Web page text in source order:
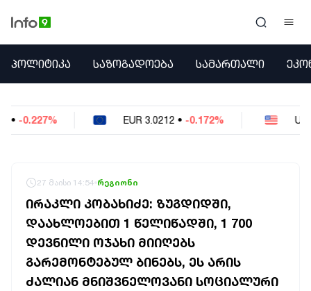
ᲞᲝᲚᲘᲢᲘᲙᲐ
ᲔᲙᲝᲜᲝᲛᲘᲙᲐ
ᲣᲪᲮᲝᲔᲗᲘ
ᲐᲛᲘᲜᲓᲘ
ᲡᲐᲛᲮᲔᲓᲠᲝ
ᲠᲔᲒᲘᲝᲜᲘ
ᲘᲜᲢᲔᲠᲕᲘᲣ
ᲑᲘᲖᲜᲔᲡᲘ
ᲞᲝᲚᲘᲢᲘᲙᲐ ᲡᲐᲖᲝᲒᲐᲓᲝᲔᲑᲐ ᲡᲐᲛᲐᲠᲗᲐᲚᲘ
EUR 3.0212 -0.172% USD 2.621 -0.05%
27 მაისი 14:54 რეგიონი
ᲘᲠᲐᲙᲚᲘ ᲙᲝᲑᲐᲮᲘᲫᲔ: ᲖᲣᲒᲓᲘᲓᲨᲘ,
ᲓᲐᲐᲮᲚᲝᲔᲑᲘᲗ 1 ᲬᲔᲚᲘᲬᲐᲓᲨᲘ, 1 700
ᲓᲔᲕᲜᲘᲚᲘ ᲝᲯᲐᲮᲘ ᲛᲘᲘᲦᲔᲑᲡ
ᲒᲐᲠᲔᲛᲝᲜᲢᲔᲑᲣᲚ ᲑᲘᲜᲔᲑᲡ, ᲔᲡ ᲐᲠᲘᲡ
ᲫᲐᲚᲘᲐᲜ ᲛᲜᲘᲨᲕᲜᲔᲚᲝᲕᲐᲜᲘ ᲡᲝᲪᲘᲐᲚᲣᲠᲘ